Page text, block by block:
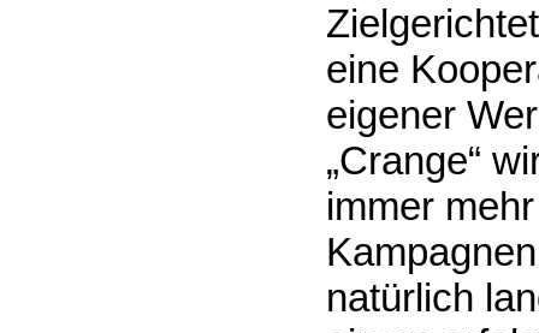
eine
eigener
„Crange“
immer
natürlich